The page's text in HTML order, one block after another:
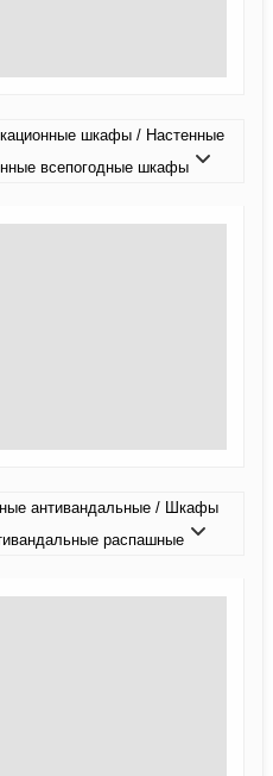
шкафы / Настенные
всепогодные шкафы
антивандальные / Шкафы
распашные